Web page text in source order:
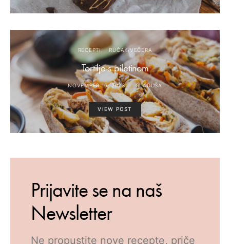
RECEPTI RUČAK/VEČERA
Tortilje s piletinom
NOVEMBER 16, 2023 GLADUŠA
VIEW POST
Prijavite se na naš
Newsletter
Ne propustite nove recepte, priče